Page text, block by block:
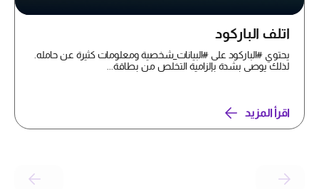
اتلف الباركود
يحتوي #الباركود على #البيانات_شخصية ومعلومات كثيرة عن حامله.
لذلك يوصى بشدة بإلزامية التخلص من بطاقة...
اقرأ المزيد